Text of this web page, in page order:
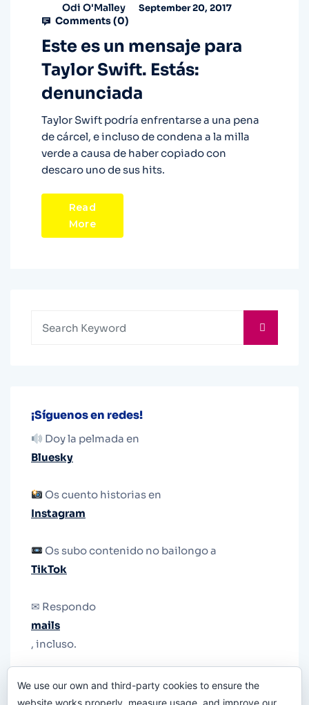
Odi O'Malley September 20, 2017
Comments (0)
Este es un mensaje para
Taylor Swift. Estás:
denunciada
Taylor Swift podría enfrentarse a una pena
de cárcel, e incluso de condena a la milla
verde a causa de haber copiado con
descaro uno de sus hits.
Read
More
¡Síguenos en redes!
Doy la pelmada en
Bluesky
Os cuento historias en
Instagram
Os subo contenido no bailongo a
TikTok
✉ Respondo
mails
, incluso.
le quiten el teléfono.
We use our own and third-party cookies to ensure the
website works properly, measure usage, and improve our